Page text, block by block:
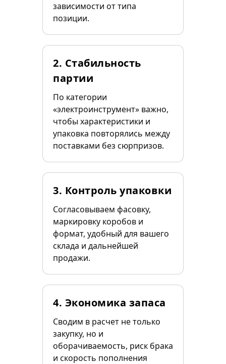
зависимости от типа
позиции.
2. Стабильность
партии
По категории
«электроинструмент» важно,
чтобы характеристики и
упаковка повторялись между
поставками без сюрпризов.
3. Контроль упаковки
Согласовываем фасовку,
маркировку коробов и
формат, удобный для вашего
склада и дальнейшей
продажи.
4. Экономика запаса
Сводим в расчет не только
закупку, но и
оборачиваемость, риск брака
и скорость пополнения